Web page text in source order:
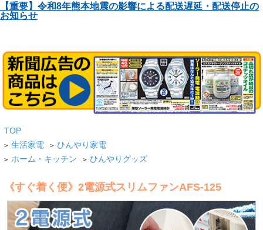
【重要】令和8年熊本地震の影響による配送遅延・配送停止の
お知らせ
TOP
> 生活家電 > ひんやり家電
> ホーム・キッチン > ひんやりグッズ
《すぐ着く便》2電源式スリムファンAFS-125